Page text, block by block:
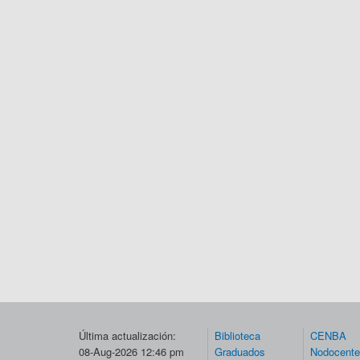
Última actualización:
08-Aug-2026 12:46 pm
Biblioteca
Graduados
CENBA